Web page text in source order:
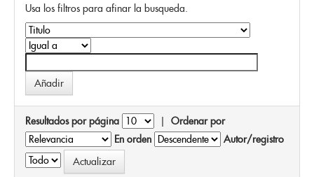
Usa los filtros para afinar la busqueda.
Resultados por página | Ordenar por
En orden
Autor/registro